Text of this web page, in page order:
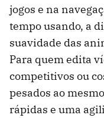
jogos e na
tempo usando, a
suavidade das
Para quem edita
competitivos ou
pesados ao
rápidas e uma